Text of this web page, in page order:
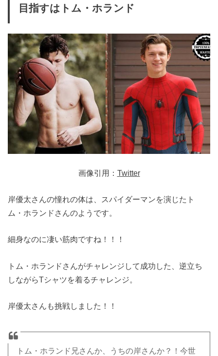
目指すはトム・ホランド
画像引用： Twitter
岸優太さんの憧れの体は、スパイダーマンを演じたト
ム・ホランドさんのようです。
細身なのに凄い筋肉ですね！！！
トム・ホランドさんがチャレンジして成功した、逆立ち
しながらTシャツを着るチャレンジ。
岸優太さんも挑戦しました！！
トム・ホランド兄さんか、うちの岸さんか？！今世